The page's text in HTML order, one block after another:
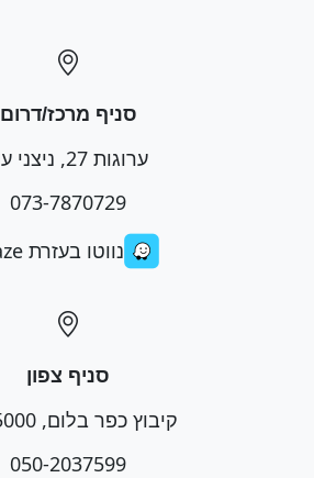
סניף מרכז/דרום
ערוגות 27, ניצני עוז
073-7870729
נווטו בעזרת waze
סניף צפון
קיבוץ כפר בלום, 1215000
050-2037599